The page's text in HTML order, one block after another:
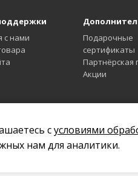
сусловиями
нам для аналитики.
с нами
Подарочные
сертификаты
Партнёрская
Акции